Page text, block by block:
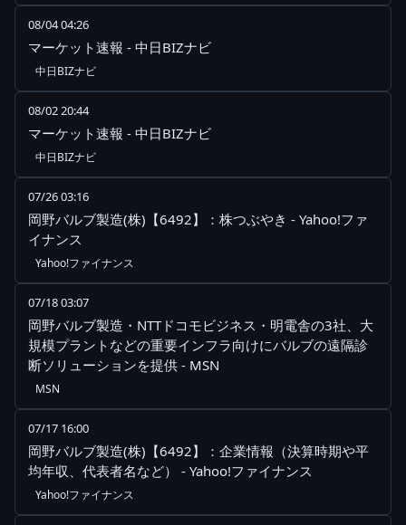
08/04 04:26
マーケット速報 - 中日BIZナビ
中日BIZナビ
08/02 20:44
マーケット速報 - 中日BIZナビ
中日BIZナビ
07/26 03:16
岡野バルブ製造(株)【6492】：株つぶやき - Yahoo!ファ
イナンス
Yahoo!ファイナンス
07/18 03:07
岡野バルブ製造・NTTドコモビジネス・明電舎の3社、大
規模プラントなどの重要インフラ向けにバルブの遠隔診
断ソリューションを提供 - MSN
MSN
07/17 16:00
岡野バルブ製造(株)【6492】：企業情報（決算時期や平
均年収、代表者名など） - Yahoo!ファイナンス
Yahoo!ファイナンス